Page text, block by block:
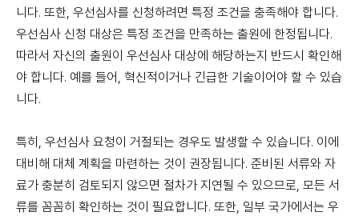
니다. 또한, 우선심사를 신청하려면 특정 조건을 충족해야 합니다.
우선심사 신청 대상은 특정 조건을 만족하는 출원에 한정됩니다.
따라서 자신의 출원이 우선심사 대상에 해당하는지 반드시 확인해
야 합니다. 예를 들어, 혁신적이거나 긴급한 기술이어야 할 수 있습
니다.
특히, 우선심사 요청이 거절되는 경우도 발생할 수 있습니다. 이에
대비해 대체 계획을 마련하는 것이 권장됩니다. 준비된 서류와 자
료가 충분히 검토되지 않으면 절차가 지연될 수 있으므로, 모든 서
류를 꼼꼼히 확인하는 것이 필요합니다. 또한, 일부 국가에서는 우